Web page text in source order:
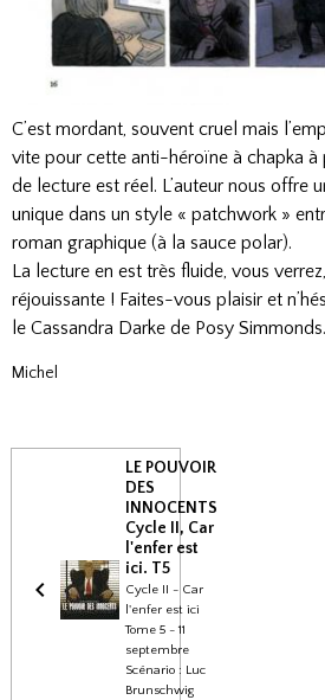
C’est mordant, souvent cruel mais
vite pour cette anti-héroïne à chapka à
de lecture est réel. L’auteur nous offre
unique dans un style « patchwork »
roman graphique (à la sauce polar).
La lecture en est très fluide, vous
réjouissante ! Faites-vous plaisir et
le Cassandra Darke de Posy Simmonds.
Michel
LE POUVOIR
DES
INNOCENTS
Cycle II, Car
l'enfer est
ici. T5
Cycle II - Car
l'enfer est ici
Tome 5 - 11
septembre
Scénario : Luc
Brunschwig